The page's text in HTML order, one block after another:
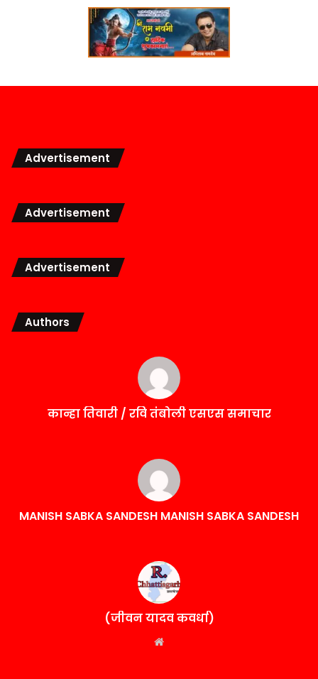
Advertisement
Advertisement
Advertisement
Authors
कान्हा तिवारी / रवि तंबोली एसएस समाचार
MANISH SABKA SANDESH MANISH SABKA SANDESH
(जीवन यादव कवर्धा)